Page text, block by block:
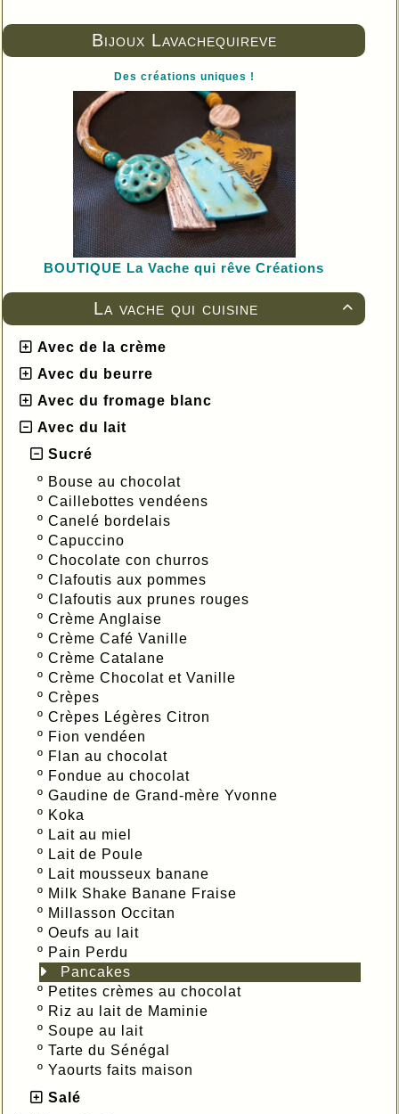
Bijoux Lavachequireve
Des créations uniques !
BOUTIQUE La Vache qui rêve Créations

La vache qui cuisine
Avec de la crème
Avec du beurre
Avec du fromage blanc
Avec du lait
Sucré
º Bouse au chocolat
º Caillebottes vendéens
º Canelé bordelais
º Capuccino
º Chocolate con churros
º Clafoutis aux pommes
º Clafoutis aux prunes rouges
º Crème Anglaise
º Crème Café Vanille
º Crème Catalane
º Crème Chocolat et Vanille
º Crèpes
º Crèpes Légères Citron
º Fion vendéen
º Flan au chocolat
º Fondue au chocolat
º Gaudine de Grand-mère Yvonne
º Koka
º Lait au miel
º Lait de Poule
º Lait mousseux banane
º Milk Shake Banane Fraise
º Millasson Occitan
º Oeufs au lait
º Pain Perdu
Pancakes
º Petites crèmes au chocolat
º Riz au lait de Maminie
º Soupe au lait
º Tarte du Sénégal
º Yaourts faits maison
Salé